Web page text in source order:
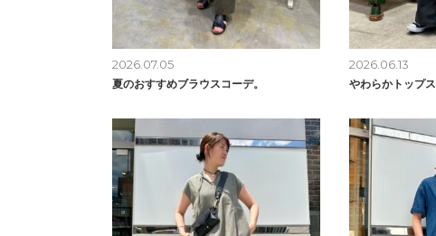
2026.07.05
夏のおすすめブラウスコーデ。
2026.06.13
やわらかトップス